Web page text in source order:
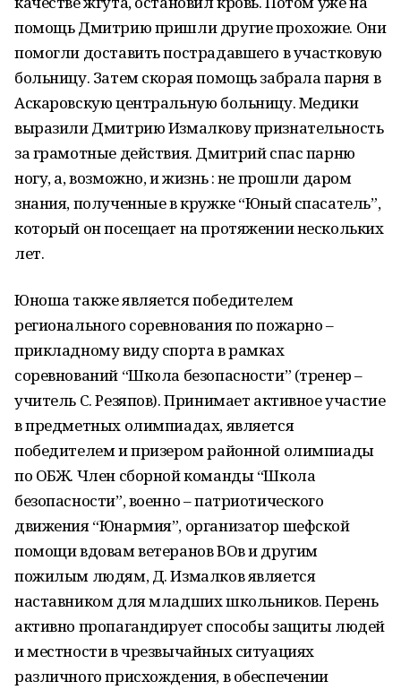
помощь Дмитрию пришли другие прохожие. Они
помогли доставить пострадавшего в участковую
больницу. Затем скорая помощь забрала парня в
Аскаровскую центральную больницу. Медики
выразили Дмитрию Измалкову признательность
за грамотные действия. Дмитрий спас парню
ногу, а, возможно, и жизнь : не прошли даром
знания, полученные в кружке “Юный спасатель”,
который он посещает на протяжении нескольких
лет.
Юноша также является победителем
регионального соревнования по пожарно –
прикладному виду спорта в рамках
соревнований “Школа безопасности” (тренер –
учитель С. Резяпов). Принимает активное участие
в предметных олимпиадах, является
победителем и призером районной олимпиады
по ОБЖ. Член сборной команды “Школа
безопасности”, военно – патриотического
движения “Юнармия”, организатор шефской
помощи вдовам ветеранов ВОв и другим
пожилым людям, Д. Измалков является
наставником для младших школьников. Перень
активно пропагандирует способы защиты людей
и местности в чрезвычайных ситуациях
различного присхождения, в обеспечении